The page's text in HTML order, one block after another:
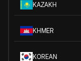
KAZAKH
KHMER
KOREAN